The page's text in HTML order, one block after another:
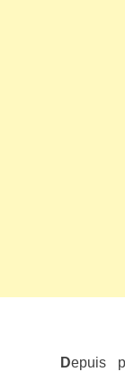
Depuis